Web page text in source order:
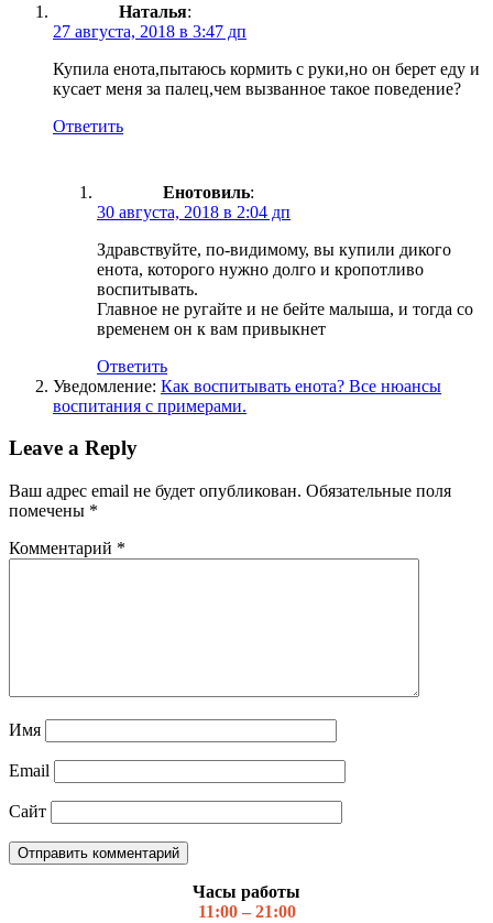
Наталья:
27 августа, 2018 в 3:47 дп
Купила енота,пытаюсь кормить с руки,но он берет еду и
кусает меня за палец,чем вызванное такое поведение?
Ответить
Енотовиль:
30 августа, 2018 в 2:04 дп
Здравствуйте, по-видимому, вы купили дикого
енота, которого нужно долго и кропотливо
воспитывать.
Главное не ругайте и не бейте малыша, и тогда со
временем он к вам привыкнет
Ответить
Уведомление: Как воспитывать енота? Все нюансы
воспитания с примерами.
Leave a Reply
Ваш адрес email не будет опубликован. Обязательные поля
помечены *
Комментарий *
Имя
Email
Сайт
Часы работы
11:00 – 21:00